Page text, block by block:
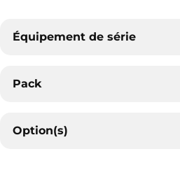
Équipement de série
Pack
Option(s)